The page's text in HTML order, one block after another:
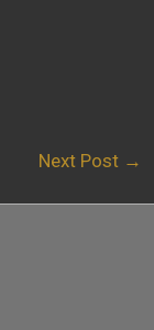
Next Post →